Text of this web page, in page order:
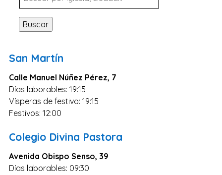
Valladolid
Sevilla
Santa Cruz de Tenerife
Cantabria
Islas Baleares
Las Palmas
Toledo
Buscar
San Martín
Calle Manuel Núñez Pérez, 7
Días laborables: 19:15
Vísperas de festivo: 19:15
Festivos: 12:00
Colegio Divina Pastora
Avenida Obispo Senso, 39
Días laborables: 09:30